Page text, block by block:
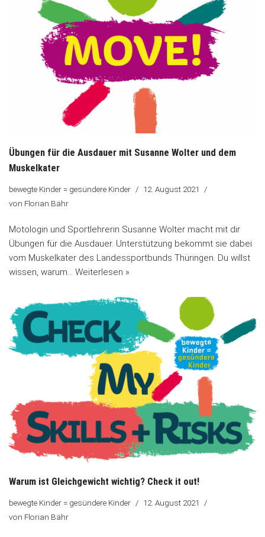
Übungen für die Ausdauer mit Susanne Wolter und dem
Muskelkater
bewegte Kinder = gesündere Kinder
12. August 2021
von Florian Bähr
Motologin und Sportlehrerin Susanne Wolter macht mit dir
Übungen für die Ausdauer. Unterstützung bekommt sie dabei
vom Muskelkater des Landessportbunds Thüringen. Du willst
wissen, warum… Weiterlesen »
Warum ist Gleichgewicht wichtig? Check it out!
bewegte Kinder = gesündere Kinder
12. August 2021
von Florian Bähr